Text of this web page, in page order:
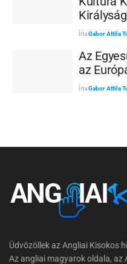
ÍrtaGabor Attila
Az
az
ÍrtaGabor Attila
Üdvözöllek az Angliai Kisokos
Az angliai magyarok oldala, az